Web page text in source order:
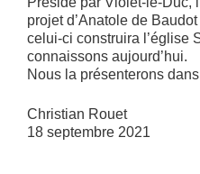
projet d’Anatole de
celui-ci construira l’église
connaissons aujourd’hui.
Nous la présenterons
Christian Rouet
18 septembre 2021